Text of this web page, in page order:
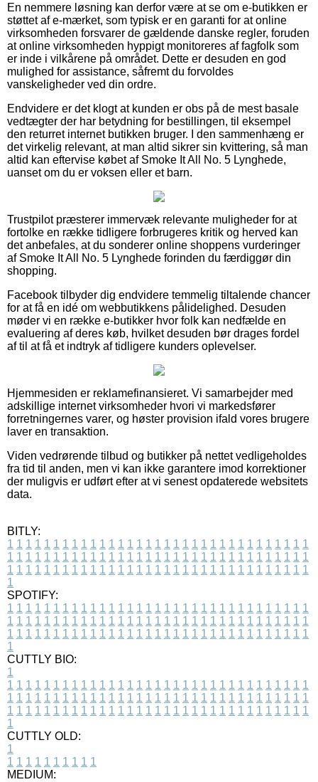
En nemmere løsning kan derfor være at se om e-butikken er
støttet af e-mærket, som typisk er en garanti for at online
virksomheden forsvarer de gældende danske regler, foruden
at online virksomheden hyppigt monitoreres af fagfolk som
er inde i vilkårene på området. Dette er desuden en god
mulighed for assistance, såfremt du forvoldes
vanskeligheder ved din ordre.
Endvidere er det klogt at kunden er obs på de mest basale
vedtægter der har betydning for bestillingen, til eksempel
den returret internet butikken bruger. I den sammenhæng er
det virkelig relevant, at man altid sikrer sin kvittering, så man
altid kan eftervise købet af Smoke It All No. 5 Lynghede,
uanset om du er voksen eller et barn.
Trustpilot præsterer immervæk relevante muligheder for at
fortolke en række tidligere forbrugeres kritik og herved kan
det anbefales, at du sonderer online shoppens vurderinger
af Smoke It All No. 5 Lynghede forinden du færdiggør din
shopping.
Facebook tilbyder dig endvidere temmelig tiltalende chancer
for at få en idé om webbutikkens pålidelighed. Desuden
møder vi en række e-butikker hvor folk kan nedfælde en
evaluering af deres køb, hvilket desuden bør drages fordel
af til at få et indtryk af tidligere kunders oplevelser.
Hjemmesiden er reklamefinansieret. Vi samarbejder med
adskillige internet virksomheder hvori vi markedsfører
forretningernes varer, og høster provision ifald vores brugere
laver en transaktion.
Viden vedrørende tilbud og butikker på nettet vedligeholdes
fra tid til anden, men vi kan ikke garantere imod korrektioner
der muligvis er udført efter at vi senest opdaterede websitets
data.
BITLY:
1 1 1 1 1 1 1 1 1 1 1 1 1 1 1 1 1 1 1 1 1 1 1 1 1 1 1 1 1 1 1 1 1
1 1 1 1 1 1 1 1 1 1 1 1 1 1 1 1 1 1 1 1 1 1 1 1 1 1 1 1 1 1 1 1 1
1 1 1 1 1 1 1 1 1 1 1 1 1 1 1 1 1 1 1 1 1 1 1 1 1 1 1 1 1 1 1 1 1
1
SPOTIFY:
1 1 1 1 1 1 1 1 1 1 1 1 1 1 1 1 1 1 1 1 1 1 1 1 1 1 1 1 1 1 1 1 1
1 1 1 1 1 1 1 1 1 1 1 1 1 1 1 1 1 1 1 1 1 1 1 1 1 1 1 1 1 1 1 1 1
1 1 1 1 1 1 1 1 1 1 1 1 1 1 1 1 1 1 1 1 1 1 1 1 1 1 1 1 1 1 1 1 1
1
CUTTLY BIO:
1
1 1 1 1 1 1 1 1 1 1 1 1 1 1 1 1 1 1 1 1 1 1 1 1 1 1 1 1 1 1 1 1 1
1 1 1 1 1 1 1 1 1 1 1 1 1 1 1 1 1 1 1 1 1 1 1 1 1 1 1 1 1 1 1 1 1
1 1 1 1 1 1 1 1 1 1 1 1 1 1 1 1 1 1 1 1 1 1 1 1 1 1 1 1 1 1 1 1 1
1
CUTTLY OLD:
1
1 1 1 1 1 1 1 1 1 1
MEDIUM: